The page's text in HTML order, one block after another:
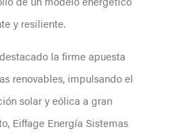
y resiliente.
la firme apuesta
renovables, impulsando el
solar y eólica a gran
Eiffage Energía Sistemas